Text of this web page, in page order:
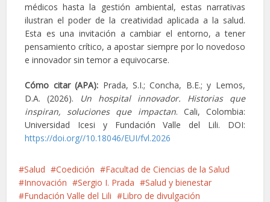
médicos hasta la gestión ambiental, estas narrativas
ilustran el poder de la creatividad aplicada a la salud.
Esta es una invitación a cambiar el entorno, a tener
pensamiento crítico, a apostar siempre por lo novedoso
e innovador sin temor a equivocarse.
Cómo citar (APA): Prada, S.I.; Concha, B.E.; y Lemos,
D.A. (2026).
Un hospital innovador. Historias que
inspiran, soluciones que impactan. Cali, Colombia:
Universidad Icesi y Fundación Valle del Lili. DOI:
https://doi.org//10.18046/EUI/fvl.2026
Salud Coedición
Facultad de Ciencias de la Salud
Innovación
Sergio I. Prada
Salud y bienestar
Fundación Valle del Lili
Libro de divulgación